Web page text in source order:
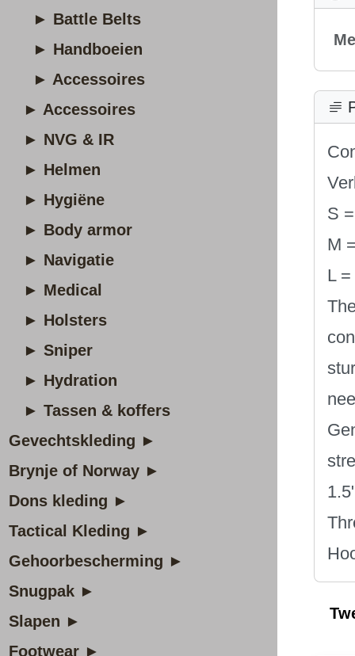
► Battle Belts
► Handboeien
► Accessoires
► Accessoires
► NVG & IR
► Helmen
► Hygiëne
► Body armor
► Navigatie
► Medical
► Holsters
► Sniper
► Hydration
► Tassen & koffers
Gevechtskleding ►
Brynje of Norway ►
Dons kleding ►
Tactical Kleding ►
Gehoorbescherming ►
Snugpak ►
Slapen ►
Footwear ►
S
M
L